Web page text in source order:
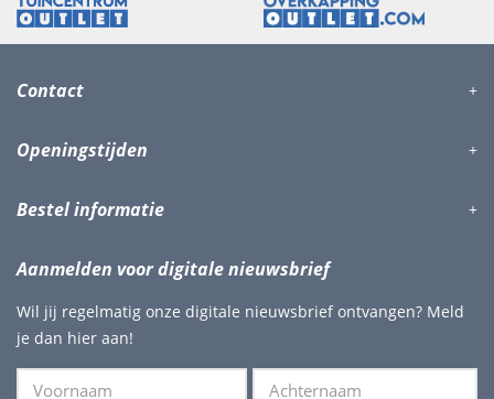
Contact
Openingstijden
Bestel informatie
Aanmelden voor digitale nieuwsbrief
Wil jij regelmatig onze digitale nieuwsbrief ontvangen? Meld
je dan hier aan!